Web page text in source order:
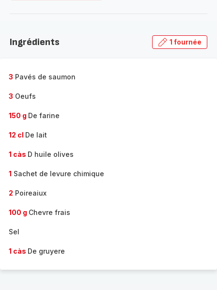
gamme
Ingrédients 1 fournée
3 Pavés de saumon
3 Oeufs
150 g De farine
12 cl De lait
1 càs D huile olives
1 Sachet de levure chimique
2 Poireaiux
100 g Chevre frais
Sel
1 càs De gruyere